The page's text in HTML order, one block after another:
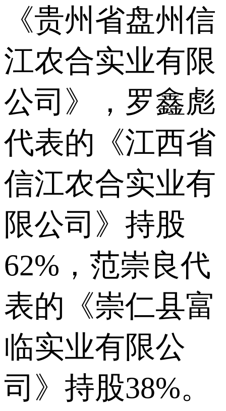
《贵州省盘州信
江农合实业有限
公司》，罗鑫彪
代表的《江西省
信江农合实业有
限公司》持股
62%，范崇良代
表的《崇仁县富
临实业有限公
司》持股38%。